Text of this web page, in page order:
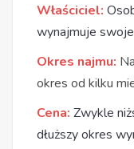
Właściciel:
wynajmuje
Okres najmu:
okres od kilku
Cena: Zwykle
dłuższy okres